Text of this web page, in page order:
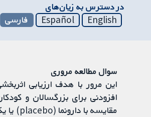
در دسترس به زیان‌های
English
Español فارسی
سوال مطالعه مروری
افزودنی برای بزرگسالان و
مقایسه با دارونما (placebo) یا یک عامل ضدصرع دیگر، انجام شد.